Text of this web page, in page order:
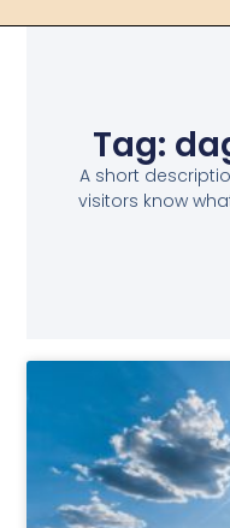
Tag:
A short
visitors know